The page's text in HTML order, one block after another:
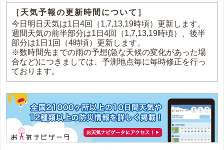
［天気予報の更新時間について］
今日明日天気は1日4回（1,7,13,19時頃）更新します。
週間天気の前半部分は1日4回（1,7,13,19時頃）、後半
部分は1日1回（4時頃）更新します。
※数時間先までの雨の予想(急な天候の変化があった場
合など)につきましては、予測地点毎に毎時修正を行っ
ております。